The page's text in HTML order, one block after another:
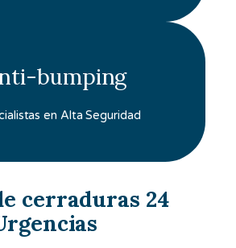
bumping
en Alta Seguridad
cerraduras 24